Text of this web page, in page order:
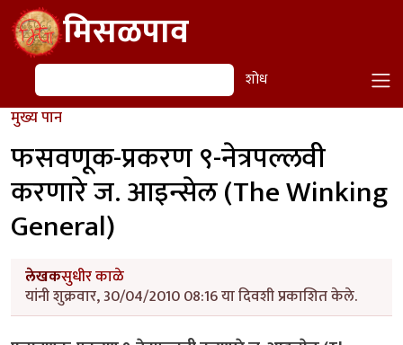
Skip to main contentमिसळपाव
शोध शोध
मुख्य पान
फसवणूक-प्रकरण ९-नेत्रपल्लवी
करणारे ज. आइन्सेल (The Winking
General)
लेखकसुधीर काळे
यांनी शुक्रवार, 30/04/2010 08:16 या दिवशी प्रकाशित केले.